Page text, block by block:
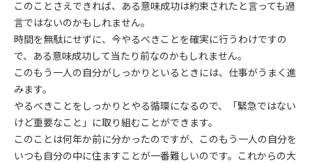
このことさえできれば、ある意味成功は約束されたと言っても過
言ではないのかもしれません。
時間を無駄にせずに、今やるべきことを確実に行うわけですの
で、ある意味成功して当たり前なのかもしれません。
このもう一人の自分がしっかりといるときには、仕事がうまく進
みます。
やるべきことをしっかりとやる循環になるので、「緊急ではない
けど重要なこと」に取り組むことができます。
このことは何年か前に分かったのですが、このもう一人の自分を
いつも自分の中に住ますことが一番難しいのです。これからの大